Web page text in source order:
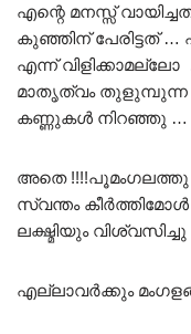
എന്റെ മനസ്സ്
കുഞ്ഞിന് പേരിട്ടത് …
എന്ന്
മാതൃത്വം തുളുമ്പുന്ന
കണ്ണുകൾ നിറഞ്ഞു …
അതെ !!!!പൂമംഗലത്തു
സ്വന്തം
ലക്ഷ്മിയും
എല്ലാവർക്കും